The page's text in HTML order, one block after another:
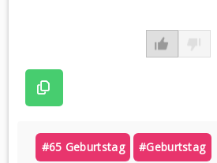
#65 Geburtstag #geburtstag